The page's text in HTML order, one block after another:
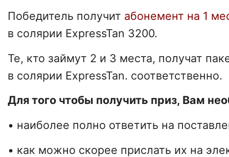
Победитель получит абонемент на 1
в солярии ExpressTan 3200.
Те, кто займут 2 и 3 места, получат
в солярии ExpressTan. соответственно.
Для того чтобы получить приз, Вам
• наиболее полно ответить на
• как можно скорее прислать их на